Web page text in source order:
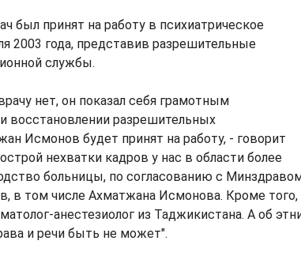
был принят на работу в психиатрическое
2003 года, представив разрешительные
службы.
нет, он показал себя грамотным
восстановлении разрешительных
Исмонов будет принят на работу, - говорит
нехватки кадров у нас в области более
больницы, по согласованию с
в том числе Ахматжана Исмонова. Кроме
анестезиолог из Таджикистана. А об
и речи быть не может".